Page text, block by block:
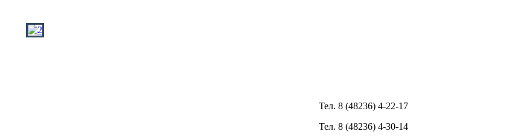
Тел. 8 (48236) 4-22-17
Тел. 8 (48236) 4-30-14